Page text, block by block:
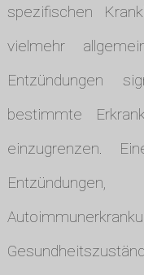
spezifischen
vielmehr
Entzündungen
bestimmte
einzugrenzen.